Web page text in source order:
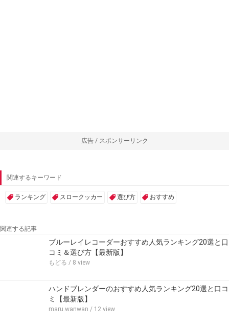
広告 / スポンサーリンク
関連するキーワード
ランキング スロークッカー 選び方 おすすめ
関連する記事
ブルーレイレコーダーおすすめ人気ランキング20選と口
コミ＆選び方【最新版】
もどる / 8 view
ハンドブレンダーのおすすめ人気ランキング20選と口コ
ミ【最新版】
maru.wanwan / 12 view